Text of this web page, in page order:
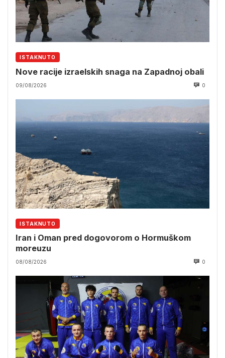
ISTAKNUTO
Nove racije izraelskih snaga na Zapadnoj obali
09/08/2026 0
ISTAKNUTO
Iran i Oman pred dogovorom o Hormuškom
moreuzu
08/08/2026 0